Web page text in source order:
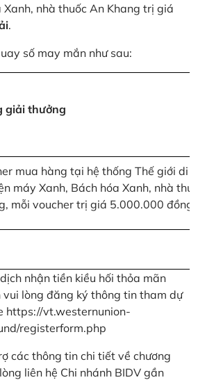
Xanh, nhà thuốc An Khang trị giá
.
số may mắn như sau:
giải thưởng
mua hàng tại hệ thống Thế giới di
máy Xanh, Bách hóa Xanh, nhà
mỗi voucher trị giá 5.000.000 đồng
nhận tiền kiều hối thỏa mãn
vui lòng đăng ký thông tin tham dự
https://vt.westernunion-
registerform.php
các thông tin chi tiết về chương
liên hệ Chi nhánh BIDV gần